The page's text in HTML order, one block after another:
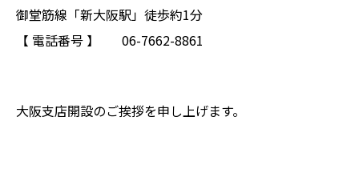
御堂筋線「新大阪駅」徒歩約1分
【 電話番号 】 06-7662-8861
大阪支店開設のご挨拶を申し上げます。